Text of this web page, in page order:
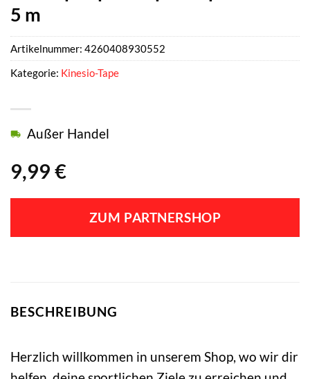
5 m
9,99 €
Außer Handel
ZUM PARTNERSHOP
Artikelnummer: 4260408930552
Kategorie: Kinesio-Tape
BESCHREIBUNG
Herzlich willkommen in unserem Shop, wo wir dir